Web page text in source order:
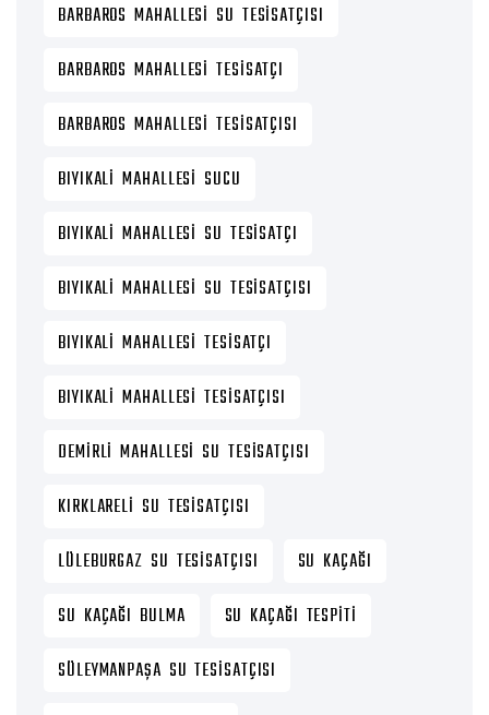
BARBAROS MAHALLESI SU TESISATÇISI
BARBAROS MAHALLESI TESISATÇI
BARBAROS MAHALLESI TESISATÇISI
BIYIKALI MAHALLESI SUCU
BIYIKALI MAHALLESI SU TESISATÇI
BIYIKALI MAHALLESI SU TESISATÇISI
BIYIKALI MAHALLESI TESISATÇI
BIYIKALI MAHALLESI TESISATÇISI
DEMIRLI MAHALLESI SU TESISATÇISI
KIRKLARELI SU TESISATÇISI
LÜLEBURGAZ SU TESISATÇISI
SU KAÇAĞI
SU KAÇAĞI BULMA
SU KAÇAĞI TESPITI
SÜLEYMANPAŞA SU TESISATÇISI